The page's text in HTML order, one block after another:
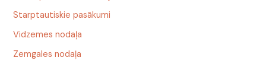
Starptautiskie pasākumi
Vidzemes nodaļa
Zemgales nodaļa